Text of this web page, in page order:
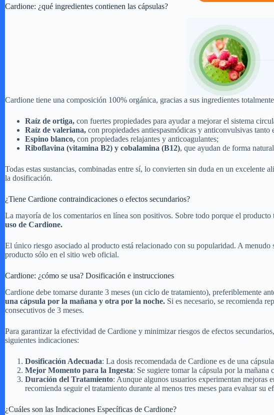
Cardione: ¿qué ingredientes contienen las cápsulas?
Cardione tiene una composición 100% orgánica, gracias a sus ingredientes
Raíz de ortiga, con fuertes propiedades para ayudar a mejorar el sistema
Raíz de valeriana, con propiedades antiespasmódicas y anticonvulsivas
Espino blanco, con propiedades relajantes y anticoagulantes;
Riboflavina (vitamina B2) y cobalamina (B12), que ayudan de forma
Todas estas sustancias, combinadas entre sí, lo convierten sin duda en un excelente
la dosificación.
¿Tiene Cardione contraindicaciones o efectos secundarios?
La mayoría de los comentarios en línea son positivos. Sobre todo porque el
uso de Cardione.
El único riesgo asociado al producto está relacionado con su popularidad. A
producto sólo en el sitio web oficial.
Cardione: ¿cómo se usa? Dosificación e instrucciones
Cardione debe tomarse durante 3 meses (un ciclo de tratamiento), preferiblemente
una cápsula por la mañana y otra por la noche. Si es necesario, se recomienda
consecutivos de 3 meses.
Para garantizar la efectividad de Cardione y minimizar riesgos de efectos
siguientes indicaciones:
Dosificación Adecuada: La dosis recomendada de Cardione es de una
Mejor Momento para la Ingesta: Se sugiere tomar la cápsula por la mañana
Duración del Tratamiento: Aunque algunos usuarios experimentan mejoras
recomienda seguir el tratamiento durante al menos tres meses para evaluar su
¿Cuáles son las Indicaciones Específicas de Cardione?